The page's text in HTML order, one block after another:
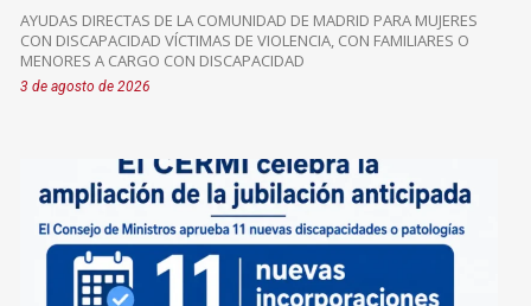
AYUDAS DIRECTAS DE LA COMUNIDAD DE MADRID PARA MUJERES
CON DISCAPACIDAD VÍCTIMAS DE VIOLENCIA, CON FAMILIARES O
MENORES A CARGO CON DISCAPACIDAD
3 de agosto de 2026